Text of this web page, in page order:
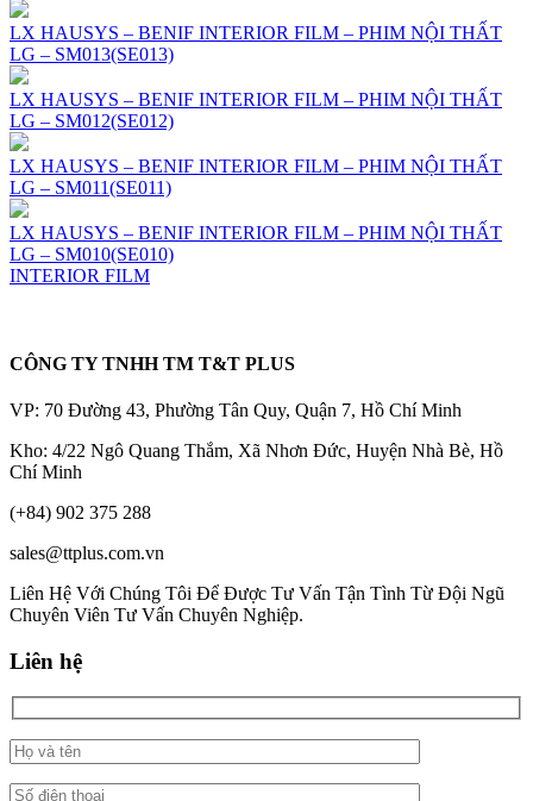
LX HAUSYS – BENIF INTERIOR FILM – PHIM NỘI THẤT
LG – SM013(SE013)
LX HAUSYS – BENIF INTERIOR FILM – PHIM NỘI THẤT
LG – SM012(SE012)
LX HAUSYS – BENIF INTERIOR FILM – PHIM NỘI THẤT
LG – SM011(SE011)
LX HAUSYS – BENIF INTERIOR FILM – PHIM NỘI THẤT
LG – SM010(SE010)
INTERIOR FILM
CÔNG TY TNHH TM T&T PLUS
VP: 70 Đường 43, Phường Tân Quy, Quận 7, Hồ Chí Minh
Kho: 4/22 Ngô Quang Thắm, Xã Nhơn Đức, Huyện Nhà Bè, Hồ
Chí Minh
(+84) 902 375 288
sales@ttplus.com.vn
Liên Hệ Với Chúng Tôi Để Được Tư Vấn Tận Tình Từ Đội Ngũ
Chuyên Viên Tư Vấn Chuyên Nghiệp.
Liên hệ